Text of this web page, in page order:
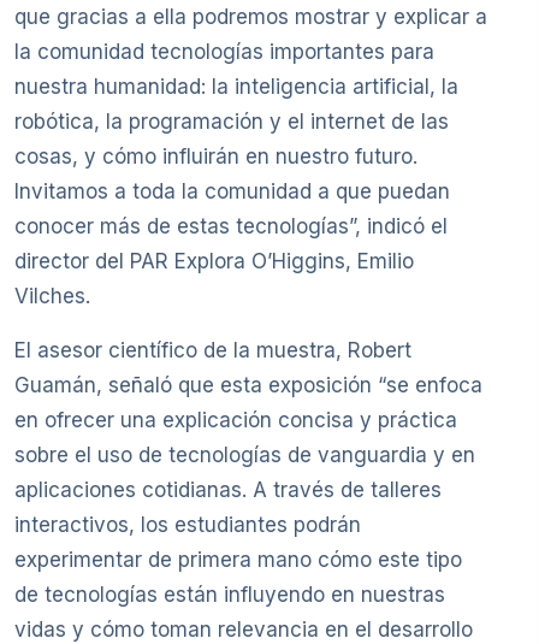
que gracias a ella podremos mostrar y explicar a
la comunidad tecnologías importantes para
nuestra humanidad: la inteligencia artificial, la
robótica, la programación y el internet de las
cosas, y cómo influirán en nuestro futuro.
Invitamos a toda la comunidad a que puedan
conocer más de estas tecnologías”, indicó el
director del PAR Explora O’Higgins, Emilio
Vilches.
El asesor científico de la muestra, Robert
Guamán, señaló que esta exposición “se enfoca
en ofrecer una explicación concisa y práctica
sobre el uso de tecnologías de vanguardia y en
aplicaciones cotidianas. A través de talleres
interactivos, los estudiantes podrán
experimentar de primera mano cómo este tipo
de tecnologías están influyendo en nuestras
vidas y cómo toman relevancia en el desarrollo